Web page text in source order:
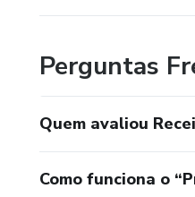
Perguntas
Quem avaliou
Como funciona o